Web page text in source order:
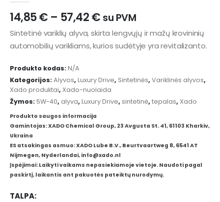
14,85€ – 57,42€Price
range:
14,85 €
through
su PVM
Sintetinė variklių alyva, skirta lengvųjų ir mažų krovininių
automobilių varikliams, kurios sudėtyje yra revitalizanto.
Produkto kodas: N/A
Kategorijos: Alyvos, Luxury Drive, Sintetinės, Variklinės alyvos,
Xado produktai, Xado-nuolaida
Žymos: 5W-40, alyva, Luxury Drive, sintetinė, tepalas, Xado
Produkto saugos informacija
Gamintojas: XADO Chemical Group, 23 Avgusta St. 41, 61103 Kharkiv,
Ukraina
ES atsakingas asmuo: XADO Lube B.V., Beurtvaartweg 8, 6541 AT
Nijmegen, Nyderlandai, info@xado.nl
Įspėjimai: Laikyti vaikams nepasiekiamoje vietoje. Naudoti pagal
paskirtį, laikantis ant pakuotės pateiktų nurodymų.
TALPA